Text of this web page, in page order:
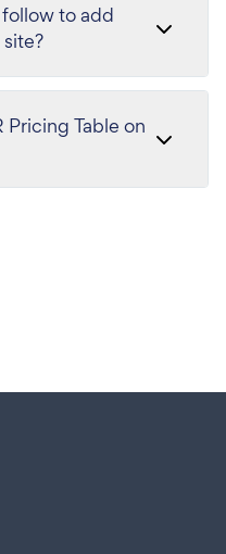
to add
Pricing Table on